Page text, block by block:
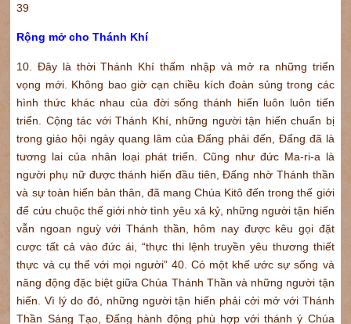
39
Rộng mở cho Thánh Khí
10. Đây là thời Thánh Khí thấm nhập và mở ra những triển
vọng mới. Không bao giờ cạn chiều kích đoàn sủng trong các
hình thức khác nhau của đời sống thánh hiến luôn luôn tiến
triển. Cộng tác với Thánh Khí, những người tận hiến chuẩn bị
trong giáo hội ngày quang lâm của Đấng phải đến, Đấng đã là
tương lai của nhân loại phát triển. Cũng như đức Ma-ri-a là
người phụ nữ được thánh hiến đầu tiên, Đấng nhờ Thánh thần
và sự toàn hiến bản thân, đã mang Chúa Kitô đến trong thế giới
để cứu chuộc thế giới nhờ tình yêu xả kỷ, những người tận hiến
vẫn ngoan nguỳ với Thánh thần, hôm nay được kêu gọi đặt
cược tất cả vào đức ái, “thực thi lệnh truyền yêu thương thiết
thực và cụ thể với mọi người” 40. Có một khế ước sự sống và
năng động đặc biệt giữa Chúa Thánh Thần và những người tận
hiến. Vì lý do đó, những người tận hiến phải cởi mở với Thánh
Thần Sáng Tạo, Đấng hành động phù hợp với thánh ý Chúa